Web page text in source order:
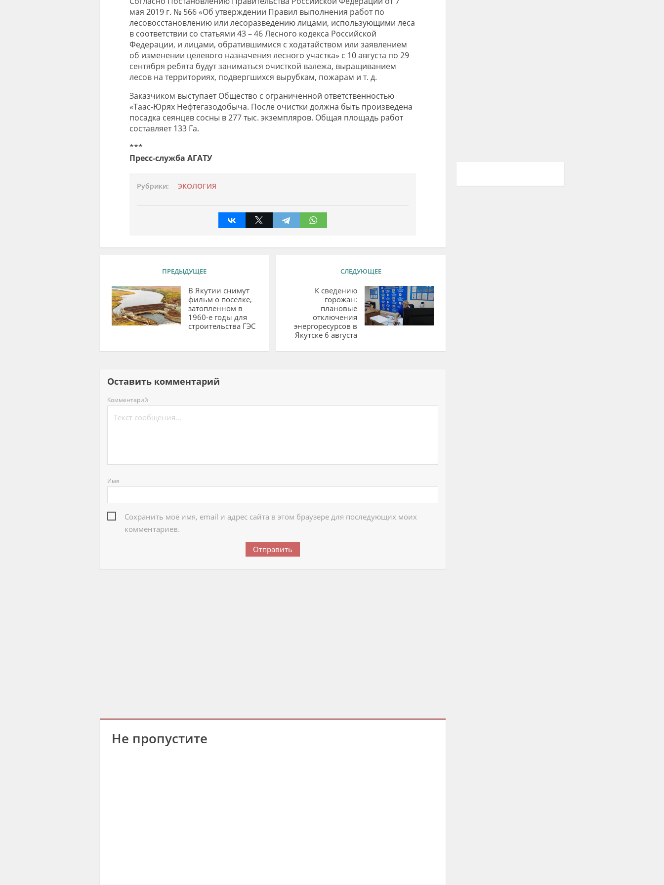
мая 2019 г. № 566 «Об утверждении Правил выполнения работ по
лесовосстановлениюили лесоразведению лицами, использующими леса
в соответствии со статьями 43 – 46 Лесного кодекса Российской
Федерации, и лицами, обратившимися с ходатайством или заявлением
об изменении целевого назначения лесного участка» с 10 августа по 29
сентября ребята будут заниматься очисткой валежа, выращиванием
лесов на территориях, подвергшихся вырубкам, пожарам и т. д.
Заказчиком выступает Общество с ограниченной ответственностью
«Таас-Юрях Нефтегазодобыча. После очистки должна быть произведена
посадка сеянцев сосны в 277 тыс. экземпляров. Общая площадь работ
составляет 133 Га.
***
Пресс-служба АГАТУ
Рубрики: ЭКОЛОГИЯ
ПРЕДЫДУЩЕЕ
В Якутии снимут
фильм о поселке,
затопленном в
1960-е годы для
строительства ГЭС
СЛЕДУЮЩЕЕ
К сведению
горожан:
плановые
отключения
энергоресурсов в
Якутске 6 августа
Оставить комментарий
Комментарий
Имя
Сохранить моё имя, email и адрес сайта в этом браузере для последующих моих
комментариев.
Не пропустите